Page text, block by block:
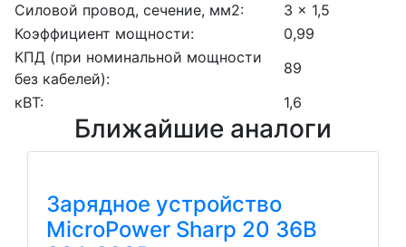
Силовой провод, сечение, мм2:
3 x 1,5
Коэффициент мощности:
0,99
КПД (при номинальной мощности
без кабелей):
89
кВТ:
1,6
Ближайшие аналоги
Зарядное устройство
MicroPower Sharp 20 36В